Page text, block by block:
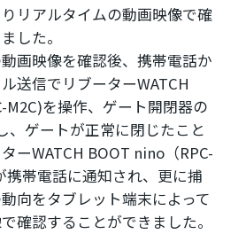
リアルタイムの動画映像で確
した。
画映像を確認後、携帯電話か
送信でリブーターWATCH
M2C)を操作、ゲート開閉器の
、ゲートが正常に閉じたこと
ーWATCH BOOT nino（RPC-
携帯電話に通知され、更に捕
向をタブレット端末によって
確認することができました。